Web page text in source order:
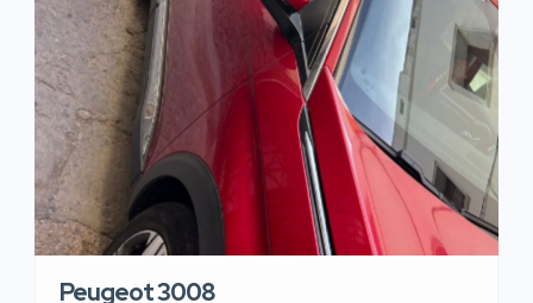
Peugeot 3008